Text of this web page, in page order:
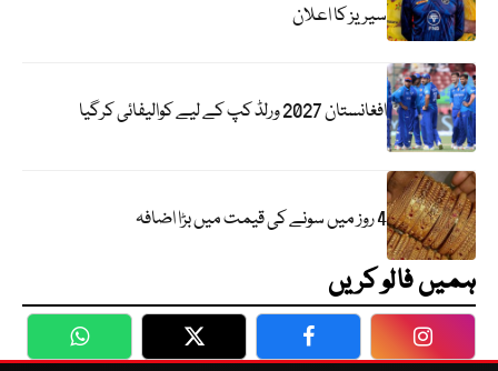
سیریز کا اعلان
افغانستان 2027 ورلڈ کپ کے لیے کوالیفائی کرگیا
4 روز میں سونے کی قیمت میں بڑا اضافہ
ہمیں فالو کریں
WhatsApp Twitter Facebook